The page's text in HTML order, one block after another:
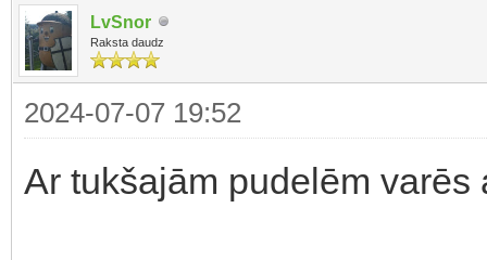
LvSnor
Raksta daudz
2024-07-07 19:52
Ar tukšajām pudelēm